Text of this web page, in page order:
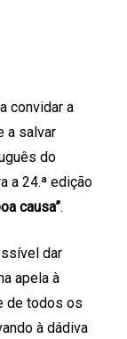
convidar a
a salvar
do
a 24.ª edição
causa”.
dar
apela à
de todos os
à dádiva